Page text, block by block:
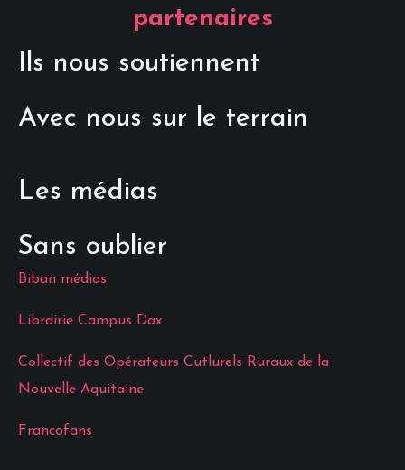
partenaires
Ils nous soutiennent
Avec nous sur le terrain
Les médias
Sans oublier
Biban médias
Librairie Campus Dax
Collectif des Opérateurs Cutlurels Ruraux de la
Nouvelle Aquitaine
Francofans